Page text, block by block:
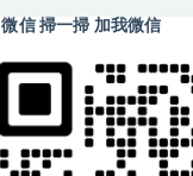
微信 掃一掃 加我微信